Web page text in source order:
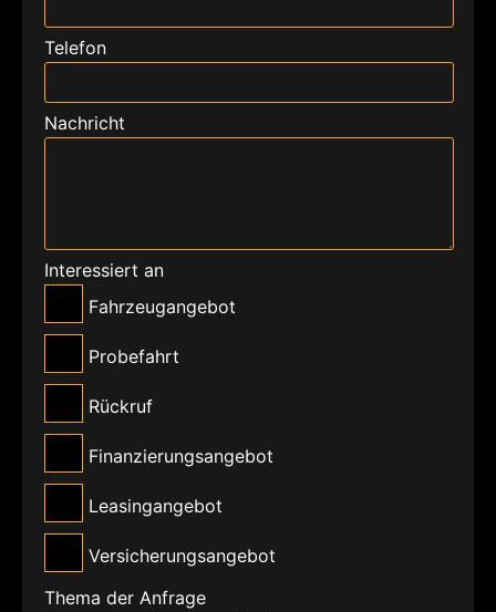
Telefon
Nachricht
Interessiert an
Fahrzeugangebot
Probefahrt
Rückruf
Finanzierungsangebot
Leasingangebot
Versicherungsangebot
Thema der Anfrage